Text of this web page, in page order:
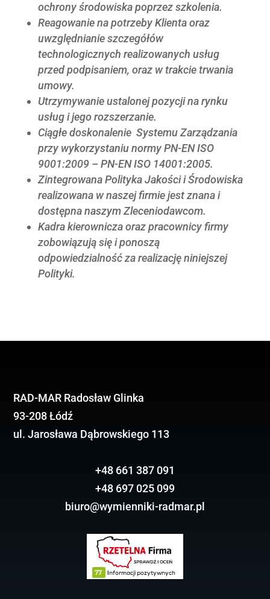
ochrony środowiska poprzez szkolenia.
Reagowanie na potrzeby Klienta oraz
uwzględnianie szczegółów
technologicznych realizowanych usług
przed podpisaniem, oraz w trakcie trwania
umowy.
Utrzymywanie ustalonej pozycji na rynku
usług i jego rozszerzanie.
Ciągłe doskonalenie Systemu Zarządzania
przy wykorzystaniu normy PN-EN ISO
9001:2009 – PN-EN ISO 14001:2005.
Zintegrowana Polityka Jakości i Środowiska
realizowana w naszej firmie jest znana i
dostępna naszym Zleceniodawcom.
Kadra kierownicza oraz pracownicy firmy
zobowiązują się i ponoszą
odpowiedzialność za realizację niniejszej
Polityki.
RAD-MAR Radosław Glinka
93-208 Łódź
ul. Jarosława Dąbrowskiego 113
+48 661 387 091
+48 697 025 099
biuro@wymienniki-radmar.pl